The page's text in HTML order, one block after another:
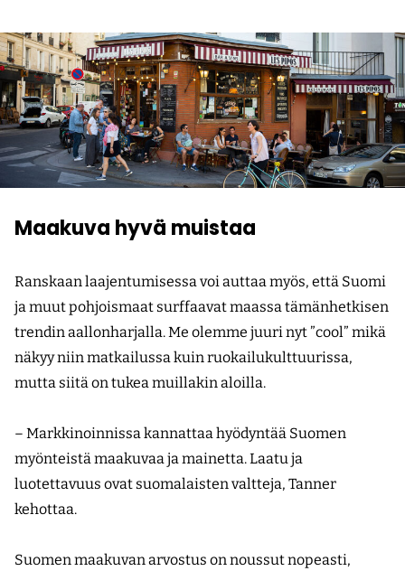
Maakuva hyvä muistaa
Ranskaan laajentumisessa voi auttaa myös, että Suomi
ja muut pohjoismaat surffaavat maassa tämänhetkisen
trendin aallonharjalla. Me olemme juuri nyt ”cool” mikä
näkyy niin matkailussa kuin ruokailukulttuurissa,
mutta siitä on tukea muillakin aloilla.
– Markkinoinnissa kannattaa hyödyntää Suomen
myönteistä maakuvaa ja mainetta. Laatu ja
luotettavuus ovat suomalaisten valtteja, Tanner
kehottaa.
Suomen maakuvan arvostus on noussut nopeasti,